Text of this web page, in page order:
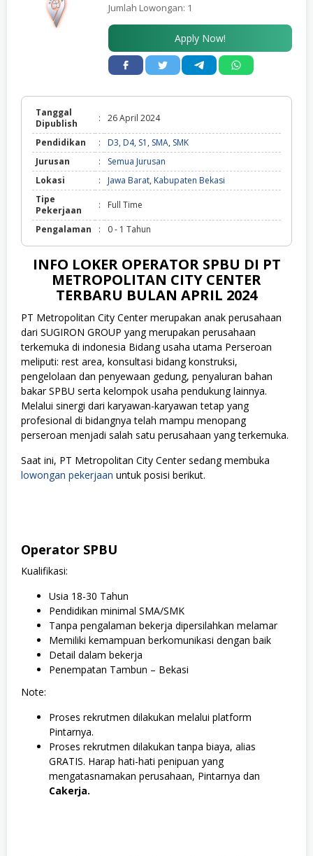
Jumlah Lowongan: 1
Apply Now!
Tanggal
Dipublish
: 26 April 2024
Pendidikan : D3, D4, S1 , SMA, SMK
Jurusan
:
Semua Jurusan
Lokasi
: Jawa Barat, Kabupaten Bekasi
Tipe
Pekerjaan
: Full Time
Pengalaman : 0 - 1 Tahun
INFO LOKER OPERATOR SPBU DI PT
METROPOLITAN CITY CENTER
TERBARU BULAN APRIL 2024
PT Metropolitan City Centermerupakan anak perusahaan
dari SUGIRON GROUP yang merupakan perusahaan
terkemuka di indonesia Bidang usaha utama Perseroan
meliputi: rest area, konsultasi bidang konstruksi,
pengelolaan dan penyewaan gedung, penyaluran bahan
bakar SPBU serta kelompok usaha pendukung lainnya.
Melalui sinergi dari karyawan-karyawan tetap yang
profesional di bidangnya telah mampu menopang
perseroan menjadi salah satu perusahaan yang terkemuka.
Saat ini, PT Metropolitan City Centersedang membuka
lowongan pekerjaan untuk posisi berikut.
Operator SPBU
Kualifikasi:
Usia 18-30 Tahun
Pendidikan minimal SMA/SMK
Tanpa pengalaman bekerja dipersilahkan melamar
Memiliki kemampuan berkomunikasi dengan baik
Detail dalam bekerja
Penempatan Tambun – Bekasi
Note:
Proses rekrutmen dilakukan melalui platform
Pintarnya.
Proses rekrutmen dilakukan tanpa biaya, alias
GRATIS. Harap hati-hati penipuan yang
mengatasnamakan perusahaan, Pintarnya dan
Cakerja.